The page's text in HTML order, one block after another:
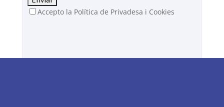
Accepto la Política de Privadesa i Cookies